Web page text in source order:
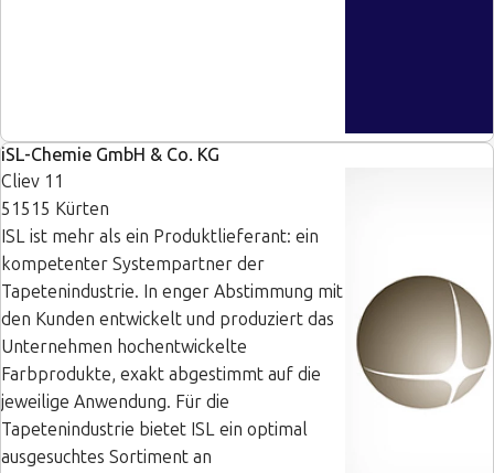
iSL-Chemie GmbH & Co. KG
Cliev 11
51515 Kürten
ISL ist mehr als ein Produktlieferant: ein
kompetenter Systempartner der
Tapetenindustrie. In enger Abstimmung mit
den Kunden entwickelt und produziert das
Unternehmen hochentwickelte
Farbprodukte, exakt abgestimmt auf die
jeweilige Anwendung. Für die
Tapetenindustrie bietet ISL ein optimal
ausgesuchtes Sortiment an